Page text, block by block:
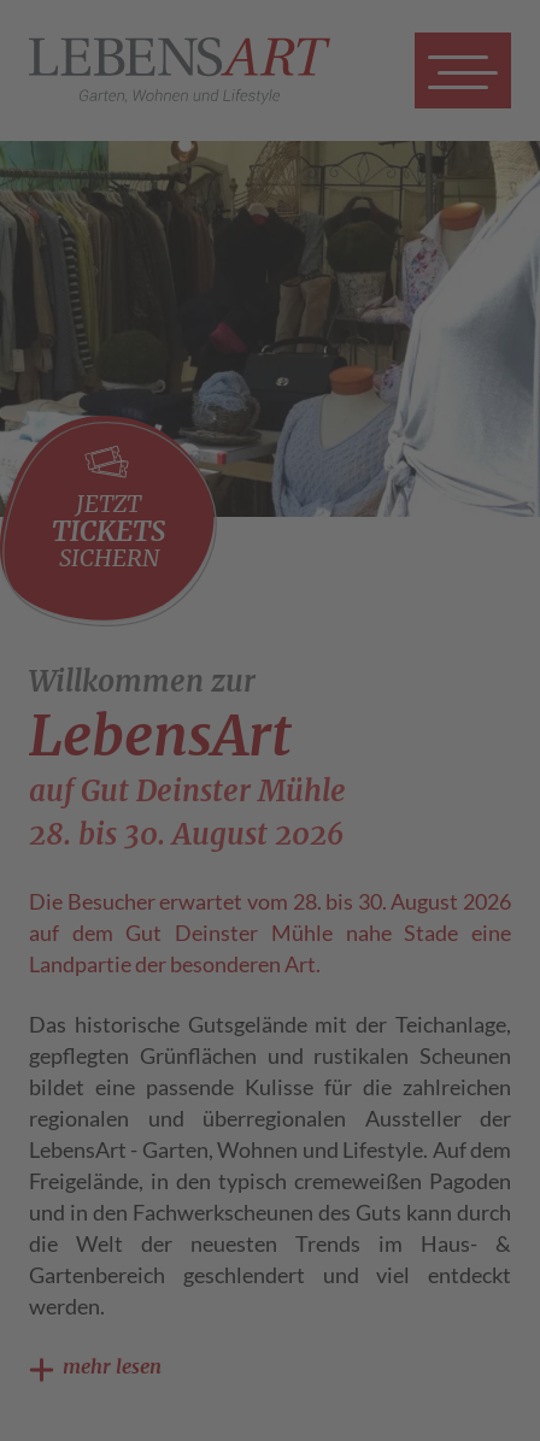
JETZT
TICKETS
SICHERN
Willkommen zur
LebensArt
auf Gut Deinster Mühle
28. bis 30. August 2026
Die Besucher erwartet vom 28. bis 30. August 2026
auf dem Gut Deinster Mühle nahe Stade eine
Landpartie der besonderen Art.
Das historische Gutsgelände mit der Teichanlage,
gepflegten Grünflächen und rustikalen Scheunen
bildet eine passende Kulisse für die zahlreichen
regionalen und überregionalen Aussteller der
LebensArt - Garten, Wohnen und Lifestyle. Auf dem
Freigelände, in den typisch cremeweißen Pagoden
und in den Fachwerkscheunen des Guts kann durch
die Welt der neuesten Trends im Haus- &
Gartenbereich geschlendert und viel entdeckt
werden.
mehr lesen